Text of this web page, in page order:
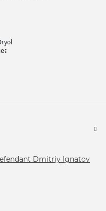
Dmitriy Ignatov